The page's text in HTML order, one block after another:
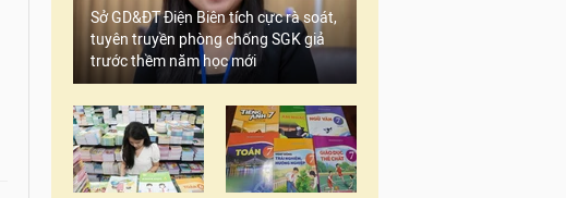
Sở GD&ĐT Điện Biên tích cực rà soát,
tuyên truyền phòng chống SGK giả
trước thềm năm học mới